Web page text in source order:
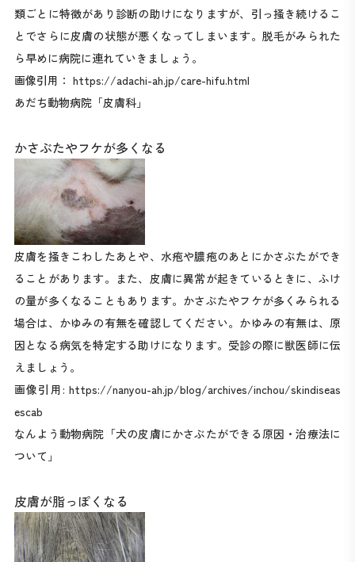
類ごとに特徴があり診断の助けになりますが、引っ掻き続けるこ
とでさらに皮膚の状態が悪くなってしまいます。脱毛がみられた
ら早めに病院に連れていきましょう。
画像引用： https://adachi-ah.jp/care-hifu.html
あだち動物病院「皮膚科」
かさぶたやフケが多くなる
皮膚を掻きこわしたあとや、水疱や膿疱のあとにかさぶたができ
ることがあります。また、皮膚に異常が起きているときに、ふけ
の量が多くなることもあります。かさぶたやフケが多くみられる
場合は、かゆみの有無を確認してください。かゆみの有無は、原
因となる病気を特定する助けになります。受診の際に獣医師に伝
えましょう。
画像引用: https://nanyou-ah.jp/blog/archives/inchou/skindiseas
escab
なんよう動物病院「犬の皮膚にかさぶたができる原因・治療法に
ついて」
皮膚が脂っぽくなる